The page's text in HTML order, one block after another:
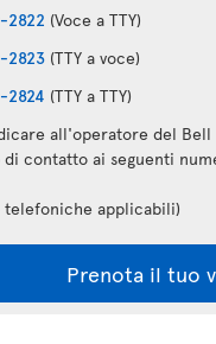
2822 (Voce a TTY)
2823 (TTY a voce)
2824 (TTY a TTY)
all'operatore del
contatto ai seguenti
applicabili)
Prenota il tuo